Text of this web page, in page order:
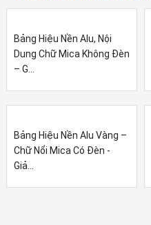
Bảng Hiệu Nền Alu, Nội
Dung Chữ Mica Không Đèn
– G...
Bảng Hiệu Nền Alu Vàng –
Chữ Nổi Mica Có Đèn -
Giả...